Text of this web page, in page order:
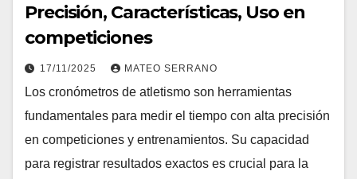
Precisión, Características, Uso en
competiciones
17/11/2025 MATEO SERRANO
Los cronómetros de atletismo son herramientas
fundamentales para medir el tiempo con alta precisión
en competiciones y entrenamientos. Su capacidad
para registrar resultados exactos es crucial para la